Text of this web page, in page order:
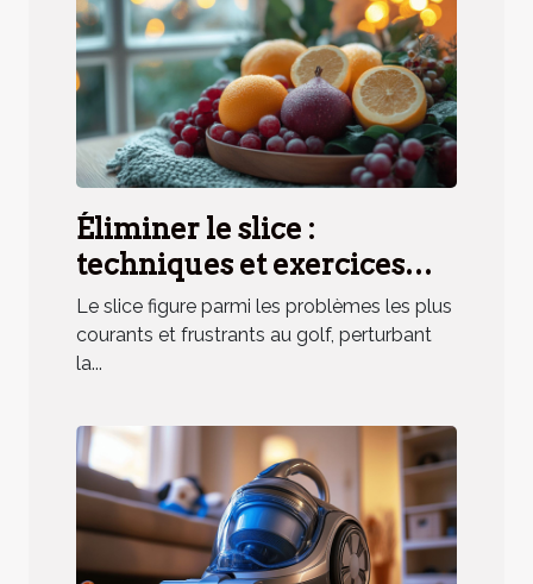
Éliminer le slice :
techniques et exercices
pratiques
Le slice figure parmi les problèmes les plus
courants et frustrants au golf, perturbant
la...